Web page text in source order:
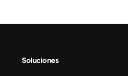
Soluciones